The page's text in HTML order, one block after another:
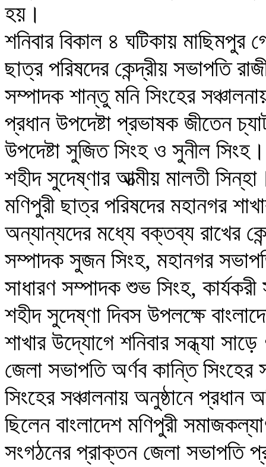
হয়।
শনিবার বিকাল ৪ ঘটিকায় মাছিমপুর
ছাত্র পরিষদের কেন্দ্রীয় সভাপতি
সম্পাদক শান্তু মনি সিংহের
প্রধান উপদেষ্টা প্রভাষক জীতেন
উপদেষ্টা সুজিত সিংহ ও সুনীল
শহীদ সুদেষ্ণার আত্মীয় মালতী
মণিপুরী ছাত্র পরিষদের মহানগর
অন্যান্যদের মধ্যে বক্তব্য রাখের
সম্পাদক সুজন সিংহ, মহানগর
সাধারণ সম্পাদক শুভ সিংহ,
শহীদ সুদেষ্ণা দিবস উপলক্ষে
শাখার উদ্যোগে শনিবার সন্ধ্যা
জেলা সভাপতি অর্ণব কান্তি
সিংহের সঞ্চালনায় অনুষ্ঠানে প্রধান
ছিলেন বাংলাদেশ মণিপুরী
সংগঠনের প্রাক্তন জেলা সভাপতি